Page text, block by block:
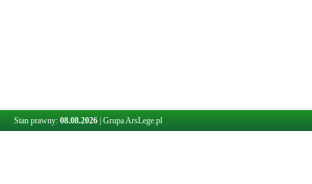
Stan prawny: 08.08.2026 Grupa ArsLege.pl